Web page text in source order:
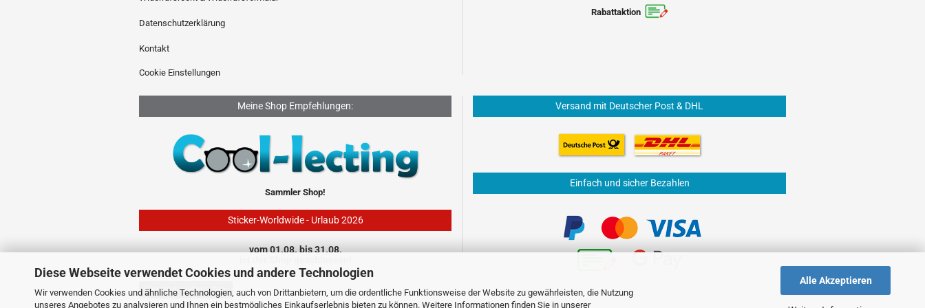
Diese Webseite verwendet Cookies und andere Technologien
Wir verwenden Cookies und ähnliche Technologien, auch von Drittanbietern, um die ordentliche Funktionsweise der Website zu gewährleisten, die Nutzung
unseres Angebotes zu analysieren und Ihnen ein bestmögliches Einkaufserlebnis bieten zu können. Weitere Informationen finden Sie in unserer
Alle Akzeptieren
Datenschutzerklärung
Kontakt
Cookie Einstellungen
Rabattaktion
Meine Shop Empfehlungen:
Sammler Shop!
Sticker-Worldwide - Urlaub 2026
vom 01.08. bis 31.08.
Versand mit Deutscher Post & DHL
Einfach und sicher Bezahlen
Vertrag widerrufen